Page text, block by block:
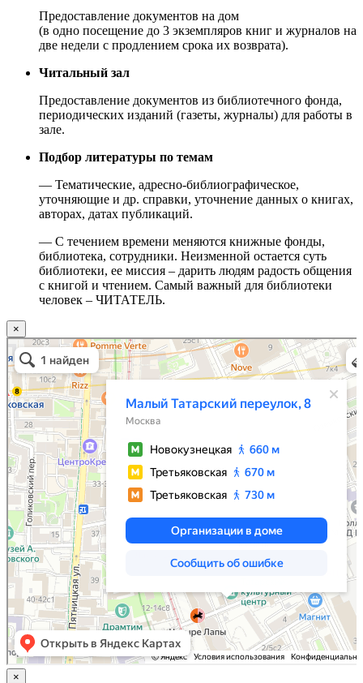
Предоставление документов на дом
(в одно посещение до 3 экземпляров книг и журналов на
две недели с продлением срока их возврата).
Читальный зал
Предоставление документов из библиотечного фонда,
периодических изданий (газеты, журналы) для работы в
зале.
Подбор литературы по темам
— Тематические, адресно-библиографическое,
уточняющие и др. справки, уточнение данных о книгах,
авторах, датах публикаций.
— С течением времени меняются книжные фонды,
библиотека, сотрудники. Неизменной остается суть
библиотеки, ее миссия – дарить людям радость общения
с книгой и чтением. Самый важный для библиотеки
человек – ЧИТАТЕЛЬ.
×
Москва
Малый Татарский переулок, 8 на карте Москвы, ближайшее метро Новокузнецкая —
Яндекс.Карты
×